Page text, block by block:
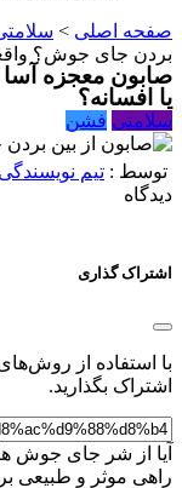
صفحه اصلی >
بردن جای جوش؟
صابون معجزه
یا افسانه؟
سلامتی فشن
توسط : تیم
دیدگاه
اشتراک گذاری
با استفاده از
اشتراک بگذارید.
آیا از شر جای جوش
راهی موثر و طبیعی